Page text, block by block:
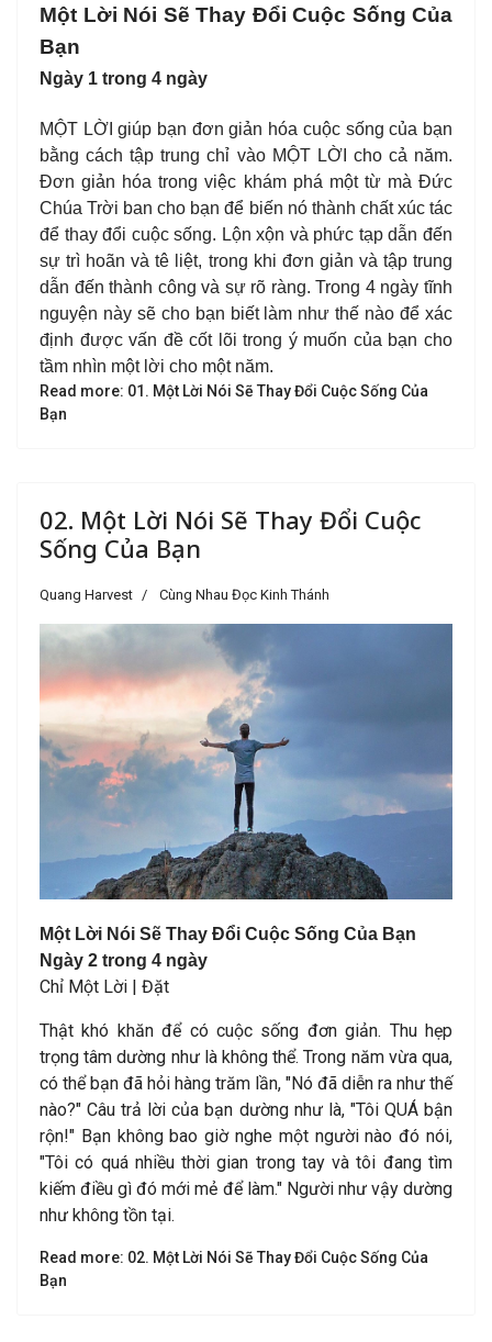
Một Lời Nói Sẽ Thay Đổi Cuộc Sống Của
Bạn
Ngày 1 trong 4 ngày
MỘT LỜI giúp bạn đơn giản hóa cuộc sống của bạn
bằng cách tập trung chỉ vào MỘT LỜI cho cả năm.
Đơn giản hóa trong việc khám phá một từ mà Đức
Chúa Trời ban cho bạn để biến nó thành chất xúc tác
để thay đổi cuộc sống. Lộn xộn và phức tạp dẫn đến
sự trì hoãn và tê liệt, trong khi đơn giản và tập trung
dẫn đến thành công và sự rõ ràng. Trong 4 ngày tĩnh
nguyện này sẽ cho bạn biết làm như thế nào để xác
định được vấn đề cốt lõi trong ý muốn của bạn cho
tầm nhìn một lời cho một năm.
Read more: 01. Một Lời Nói Sẽ Thay Đổi Cuộc Sống Của
Bạn
02. Một Lời Nói Sẽ Thay Đổi Cuộc
Sống Của Bạn
Quang Harvest Cùng Nhau Đọc Kinh Thánh
Một Lời Nói Sẽ Thay Đổi Cuộc Sống Của Bạn
Ngày 2 trong 4 ngày
Chỉ Một Lời | Đặt
Thật khó khăn để có cuộc sống đơn giản. Thu hẹp
trọng tâm dường như là không thể. Trong năm vừa qua,
có thể bạn đã hỏi hàng trăm lần, "Nó đã diễn ra như thế
nào?" Câu trả lời của bạn dường như là, "Tôi QUÁ bận
rộn!" Bạn không bao giờ nghe một người nào đó nói,
"Tôi có quá nhiều thời gian trong tay và tôi đang tìm
kiếm điều gì đó mới mẻ để làm." Người như vậy dường
như không tồn tại.
Read more: 02. Một Lời Nói Sẽ Thay Đổi Cuộc Sống Của
Bạn